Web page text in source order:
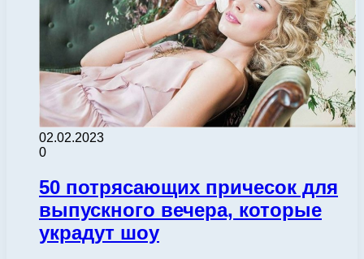
02.02.2023
0
50 потрясающих причесок для
выпускного вечера, которые
украдут шоу